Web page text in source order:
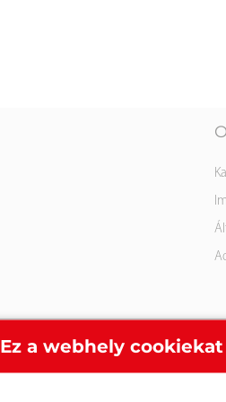
Ez a webhely